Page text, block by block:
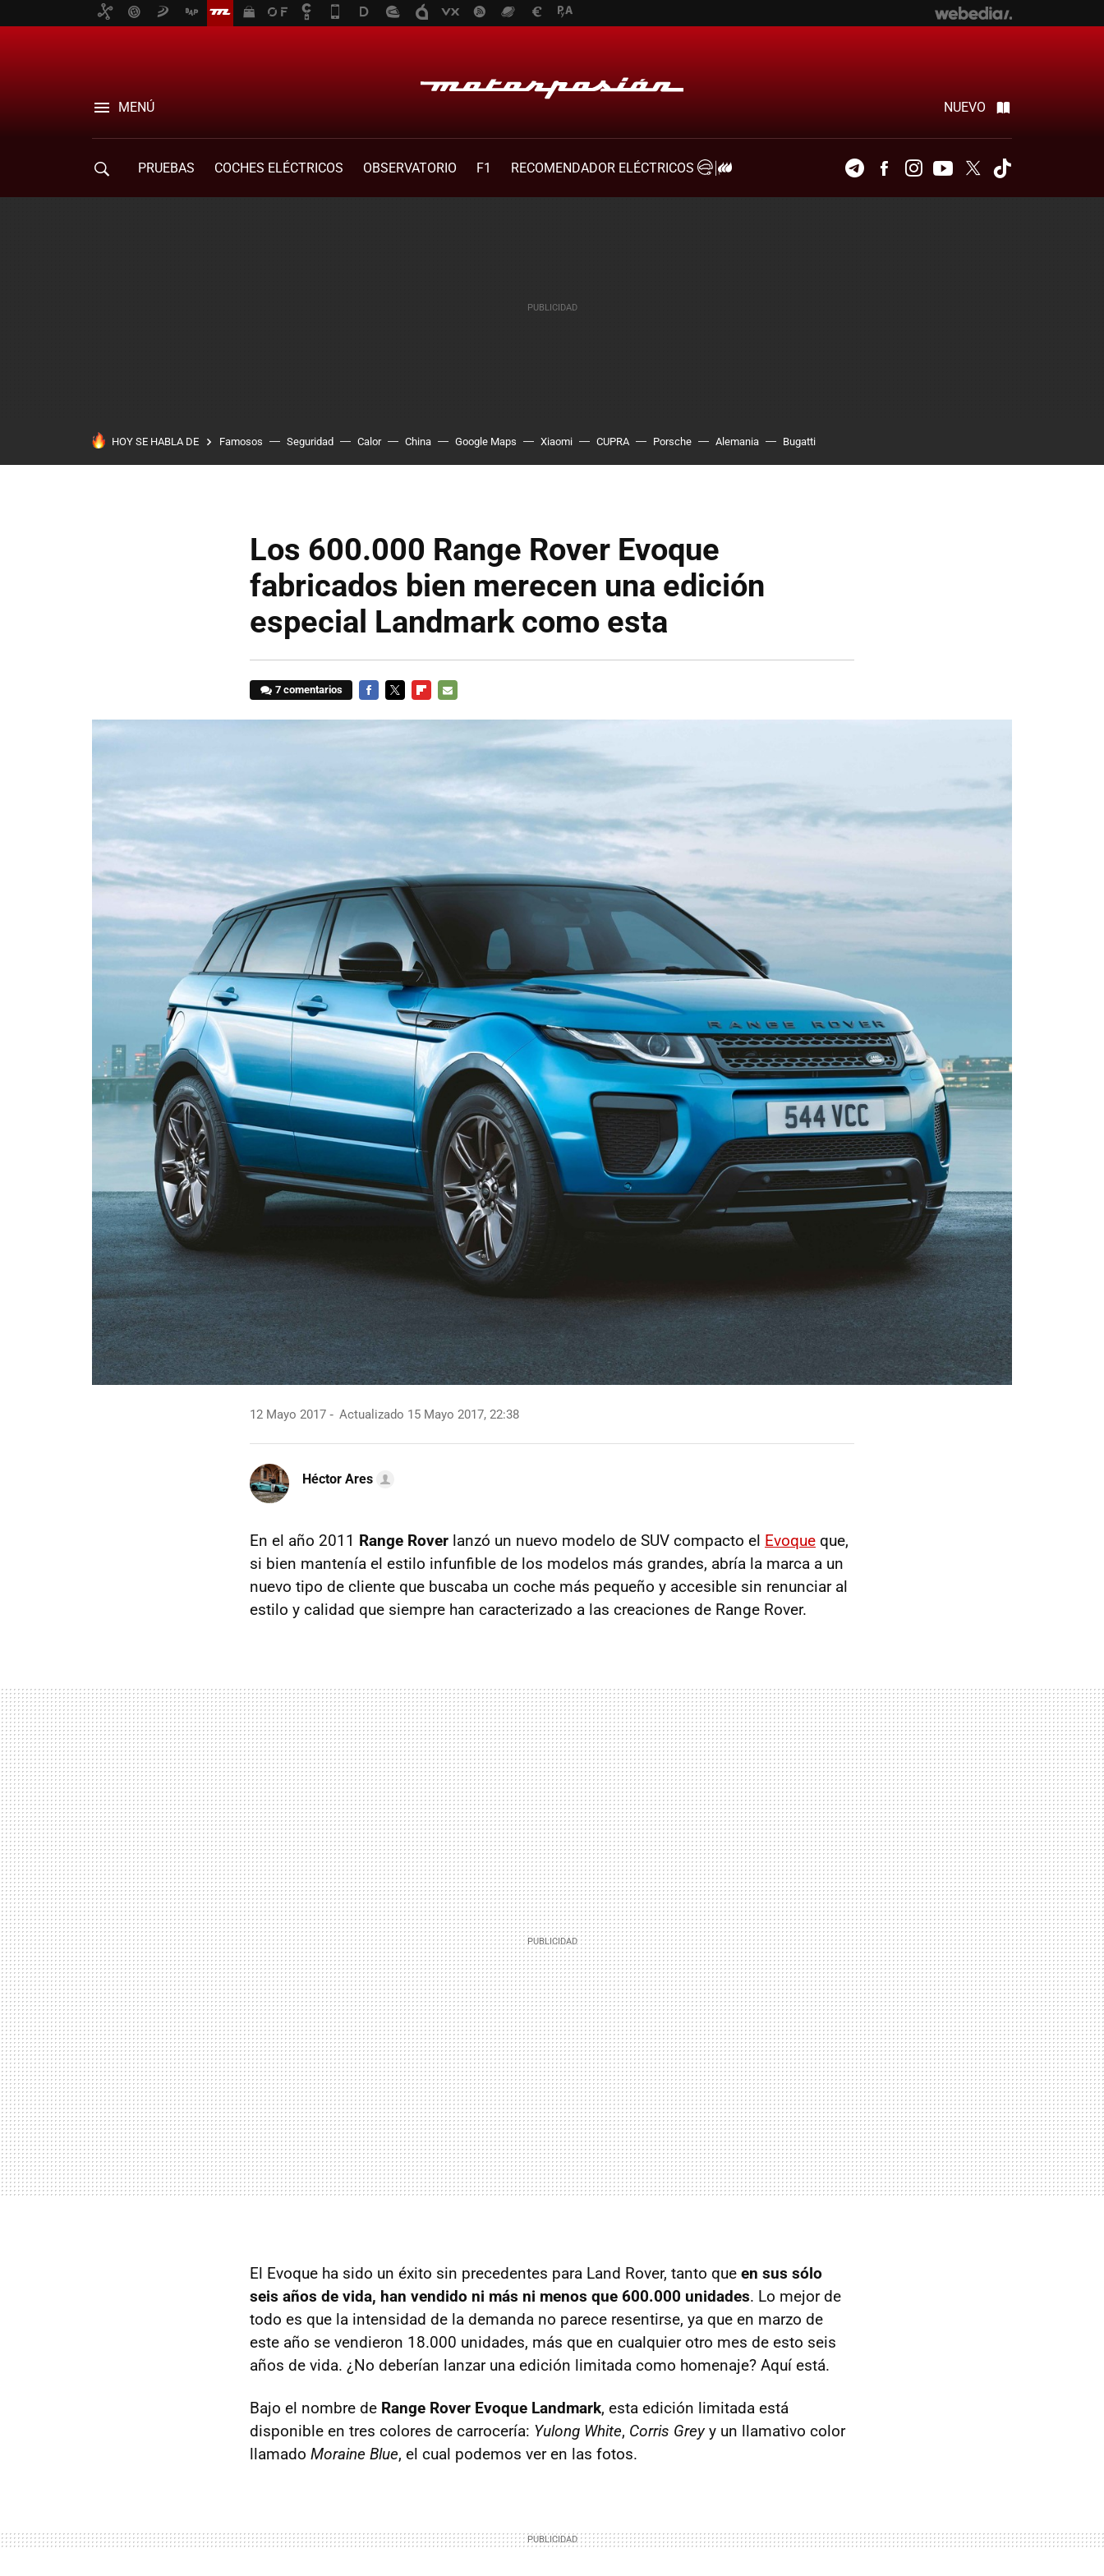
MENÚ NUEVO
PRUEBAS COCHES ELÉCTRICOS OBSERVATORIO F1
RECOMENDADOR ELÉCTRICOS
TelegramFacebookInstagramYoutubeTwitter
HOY SE HABLA DE Famosos Seguridad Calor China Google Maps Xiaomi CUPRA Porsche Alemania Bugatti
Los 600.000 Range Rover Evoque
fabricados bien merecen una edición
especial Landmark como esta
7 comentarios
12 Mayo 2017 Actualizado 15 Mayo 2017, 22:38
Héctor Ares
En el año 2011 Range Rover lanzó un nuevo modelo de SUV compacto el Evoque que,
si bien mantenía el estilo infunfible de los modelos más grandes, abría la marca a un
nuevo tipo de cliente que buscaba un coche más pequeño y accesible sin renunciar al
estilo y calidad que siempre han caracterizado a las creaciones de Range Rover.
El Evoque ha sido un éxito sin precedentes para Land Rover, tanto que en sus sólo
seis años de vida, han vendido ni más ni menos que 600.000 unidades. Lo mejor de
todo es que la intensidad de la demanda no parece resentirse, ya que en marzo de
este año se vendieron 18.000 unidades, más que en cualquier otro mes de esto seis
años de vida. ¿No deberían lanzar una edición limitada como homenaje? Aquí está.
Bajo el nombre de Range Rover Evoque Landmark, esta edición limitada está
disponible en tres colores de carrocería: Yulong White, Corris Grey y un llamativo color
llamado Moraine Blue, el cual podemos ver en las fotos.